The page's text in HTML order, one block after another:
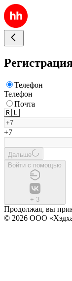
Телефон
Телефон
Почта
🇷🇺
+7
Дальше
Войти с помощью
+ 3
Продолжая, вы
© 2026 ООО